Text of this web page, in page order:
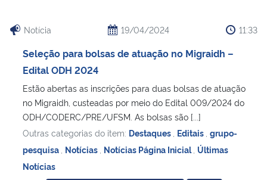
Notícia 19/04/2024 11:33
Seleção para bolsas de atuação no Migraidh –
Edital ODH 2024
Estão abertas as inscrições para duas bolsas de atuação
no Migraidh, custeadas por meio do Edital 009/2024 do
ODH/CODERC/PRE/UFSM. As bolsas são [...]
Outras categorias do item: Destaques Editais grupo-
pesquisa Notícias Notícias Página Inicial Últimas
Notícias